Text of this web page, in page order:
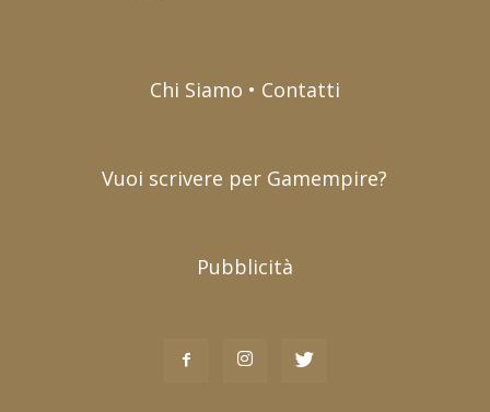
Chi Siamo • Contatti
Vuoi scrivere per Gamempire?
Pubblicità